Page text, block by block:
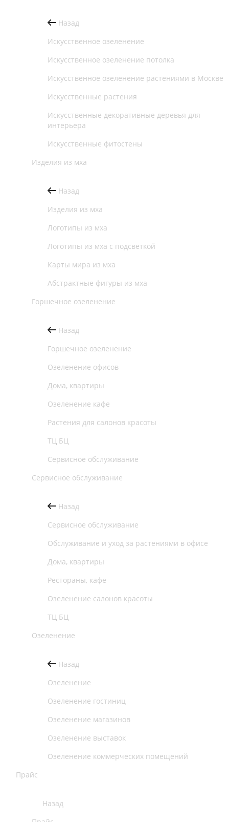
Назад
Искусственное озеленение
Искусственное озеленение потолка
Искусственное озеленение растениями в Москве
Искусственные растения
Искусственные декоративные деревья для
интерьера
Искусственные фитостены
Изделия из мха
Назад
Изделия из мха
Логотипы из мха
Логотипы из мха с подсветкой
Карты мира из мха
Абстрактные фигуры из мха
Горшечное озеленение
Назад
Горшечное озеленение
Озеленение офисов
Дома, квартиры
Озеленение кафе
Растения для салонов красоты
ТЦ БЦ
Сервисное обслуживание
Сервисное обслуживание
Назад
Сервисное обслуживание
Обслуживание и уход за растениями в офисе
Дома, квартиры
Рестораны, кафе
Озеленение салонов красоты
ТЦ БЦ
Озеленение
Назад
Озеленение
Озеленение гостиниц
Озеленение магазинов
Озеленение выставок
Озеленение коммерческих помещений
Прайс
Назад